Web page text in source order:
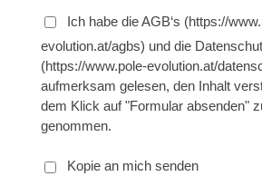
Ich habe die AGB‘s (https://
evolution.at/agbs) und die
(https://www.pole-evolution.at/
aufmerksam gelesen, den Inhalt
dem Klick auf "Formular absenden"
genommen.
Kopie an mich senden